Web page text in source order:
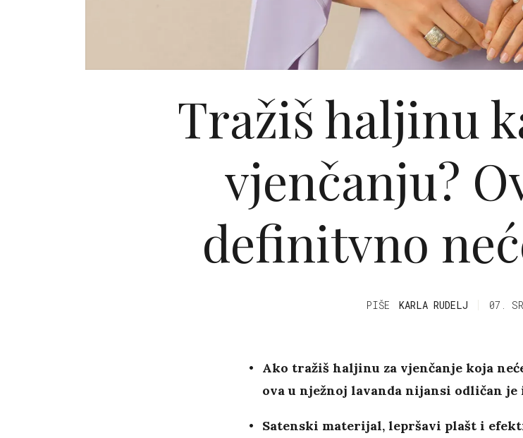
Tražiš haljinu
vjenčanju?
definitvno
PIŠE KARLA RUDELJ 07.
Ako tražiš haljinu za vjenčanje koja
ova u nježnoj lavanda nijansi odličan je
Satenski materijal, lepršavi plašt i